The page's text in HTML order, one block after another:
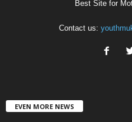
Best Site for
Contact us:
EVEN MORE NEWS